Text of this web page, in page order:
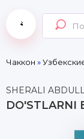
Чаккон »
SHERALI
DO'STLARNI